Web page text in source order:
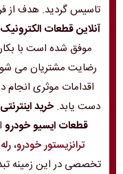
تاسیس گردید. هدف از
آنلاین قطعات
موفق شده است با
رضایت مشتریان می شود
اقدامات موثری انجام
دست یابد.خرید اینترنتی
قطعات ایسیو خودرو
ترانزیستور خودرو،
تخصصی در این زمینه